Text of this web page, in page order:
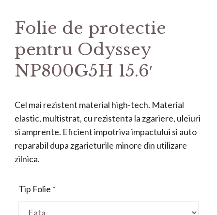
Folie de protectie
pentru Odyssey
NP800G5H 15.6′
Cel mai rezistent material high-tech. Material
elastic, multistrat, cu rezistenta la zgariere, uleiuri
si amprente. Eficient impotriva impactului si auto
reparabil dupa zgarieturile minore din utilizare
zilnica.
Tip Folie *